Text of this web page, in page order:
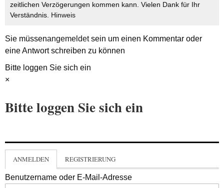
zeitlichen Verzögerungen kommen kann. Vielen Dank für Ihr
Verständnis. Hinweis
Sie müssenangemeldetsein um einen Kommentar oder
eine Antwort schreiben zu können
Bitte loggen Sie sich ein
×
Bitte loggen Sie sich ein
ANMELDEN REGISTRIERUNG
Benutzername oder E-Mail-Adresse